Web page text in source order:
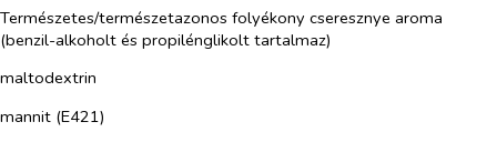
Természetes/természetazonos folyékony cseresznye aroma
(benzil-alkoholt és propilénglikolt tartalmaz)
maltodextrin
mannit (E421)